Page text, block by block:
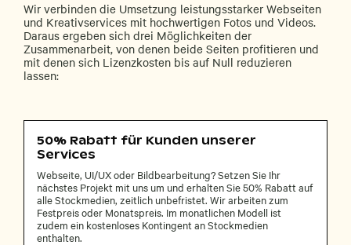
Wir verbinden die Umsetzung leistungsstarker Webseiten
und Kreativservices mit hochwertigen Fotos und Videos.
Daraus ergeben sich drei Möglichkeiten der
Zusammenarbeit, von denen beide Seiten profitieren und
mit denen sich Lizenzkosten bis auf Null reduzieren
lassen:
50% Rabatt für Kunden unserer
Services
Webseite, UI/UX oder Bildbearbeitung? Setzen Sie Ihr
nächstes Projekt mit uns um und erhalten Sie 50% Rabatt auf
alle Stockmedien, zeitlich unbefristet. Wir arbeiten zum
Festpreis oder Monatspreis. Im monatlichen Modell ist
zudem ein kostenloses Kontingent an Stockmedien
enthalten.